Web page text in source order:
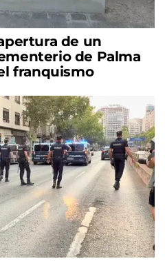
de un
de Palma
franquismo